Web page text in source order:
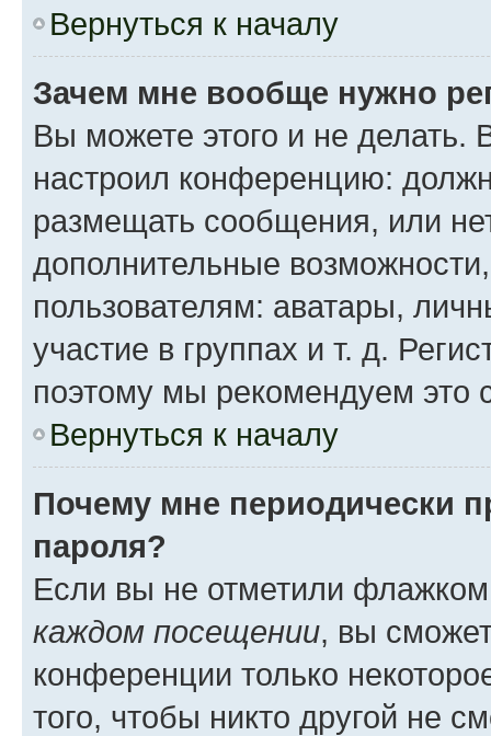
Вернуться к началу
Зачем мне вообще нужно
Вы можете этого и не делать.
настроил конференцию:
размещать сообщения, или
дополнительные
пользователям: аватары,
участие в группах и т. д.
поэтому мы рекомендуем это
Вернуться к началу
Почему мне периодически
пароля?
Если вы не отметили
каждом посещении, вы
конференции только
того, чтобы никто другой не